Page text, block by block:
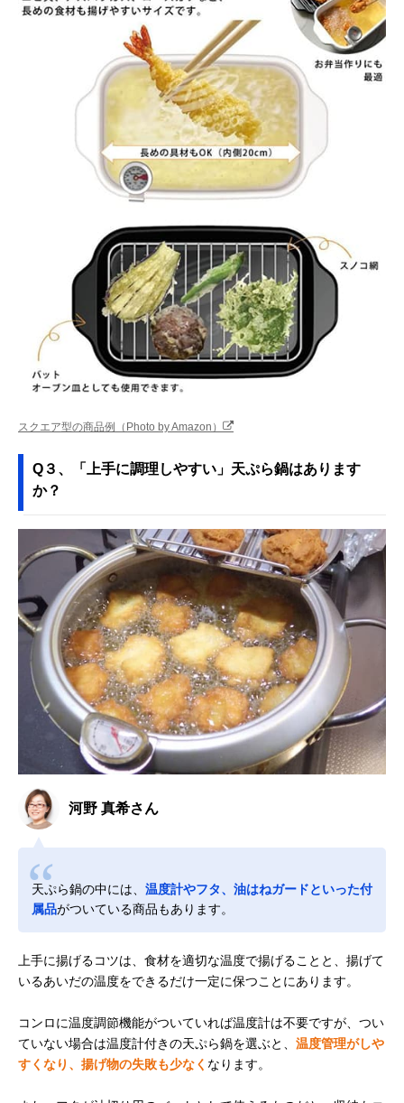
スクエア型の商品例（Photo by Amazon）
Q３、「上手に調理しやすい」天ぷら鍋はあります
か？
河野 真希さん
天ぷら鍋の中には、 温度計やフタ、油はねガードといった付
属品がついている商品もあります。
上手に揚げるコツは、食材を適切な温度で揚げることと、揚げて
いるあいだの温度をできるだけ一定に保つことにあります。
コンロに温度調節機能がついていれば温度計は不要ですが、つい
ていない場合は温度計付きの天ぷら鍋を選ぶと、 温度管理がしや
すくなり、揚げ物の失敗も少なく なります。